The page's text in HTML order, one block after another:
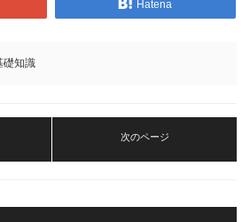
Hatena
礎知識
次のページ